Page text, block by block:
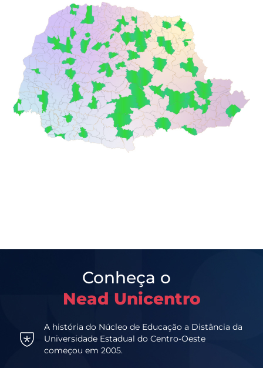
Conheça o
Nead Unicentro
A história do Núcleo de Educação a Distância da
Universidade Estadual do Centro-Oeste
começou em 2005.